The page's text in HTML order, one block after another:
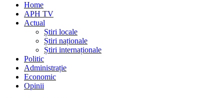
Home
APH TV
Actual
Știri locale
Știri naționale
Știri internaționale
Politic
Administrație
Economic
Opinii